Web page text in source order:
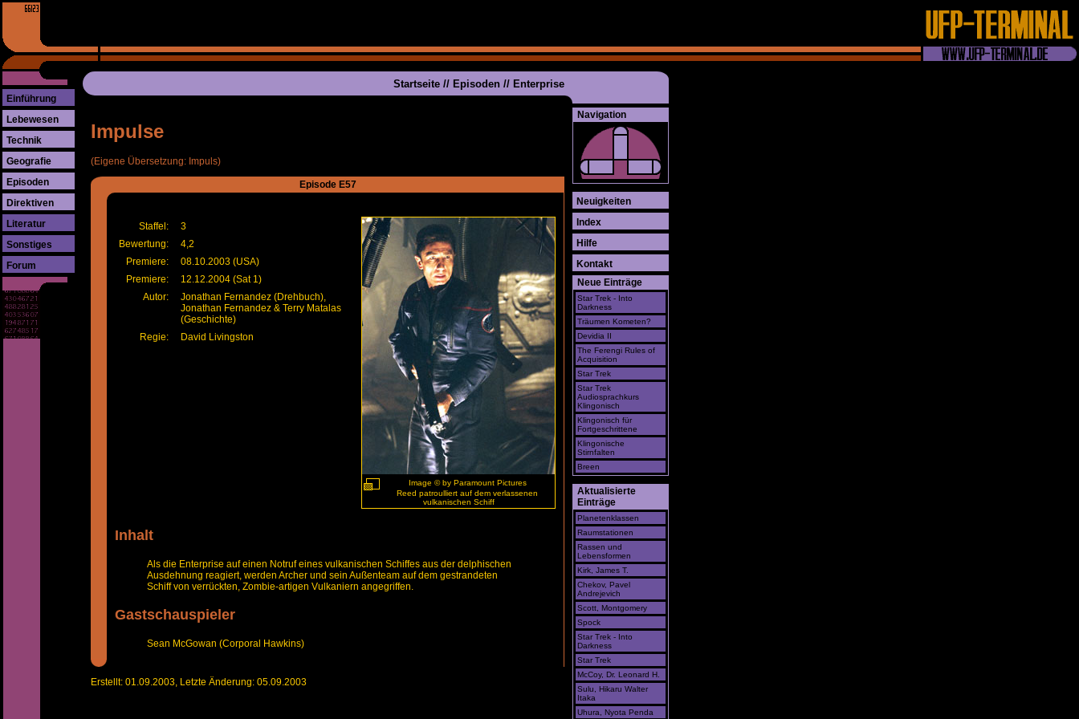
Einführung
Lebewesen
Technik
Geografie
Episoden
Direktiven
Literatur
Sonstiges
Forum
Startseite // Episoden // Enterprise
Impulse
(Eigene Übersetzung: Impuls)
Episode E57
Image © by Paramount Pictures
Reed patroulliert auf dem verlassenen
vulkanischen Schiff
Staffel:
3
Bewertung:
4,2
Premiere:
08.10.2003 (USA)
Premiere:
12.12.2004 (Sat 1)
Autor:
Jonathan Fernandez (Drehbuch),
Jonathan Fernandez & Terry Matalas
(Geschichte)
Regie:
David Livingston
Inhalt
Als die Enterprise auf einen Notruf eines vulkanischen Schiffes aus der delphischen
Ausdehnung reagiert, werden Archer und sein Außenteam auf dem gestrandeten
Schiff von verrückten, Zombie-artigen Vulkaniern angegriffen.
Gastschauspieler
Sean McGowan (Corporal Hawkins)
Erstellt: 01.09.2003, Letzte Änderung: 05.09.2003
Navigation
Neuigkeiten
Index
Hilfe
Kontakt
Neue Einträge
Star Trek - Into
Darkness
Träumen Kometen?
Devidia II
The Ferengi Rules of
Acquisition
Star Trek
Star Trek
Audiosprachkurs
Klingonisch
Klingonisch für
Fortgeschrittene
Klingonische
Stirnfalten
Breen
Aktualisierte
Einträge
Planetenklassen
Raumstationen
Rassen und
Lebensformen
Kirk, James T.
Chekov, Pavel
Andrejevich
Scott, Montgomery
Spock
Star Trek - Into
Darkness
Star Trek
McCoy, Dr. Leonard H.
Sulu, Hikaru Walter
Itaka
Uhura, Nyota Penda